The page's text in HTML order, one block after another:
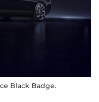
Black Badge.